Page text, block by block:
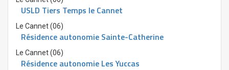
USLD Tiers Temps le Cannet
Le Cannet (06)
Résidence autonomie Sainte-Catherine
Le Cannet (06)
Résidence autonomie Les Yuccas